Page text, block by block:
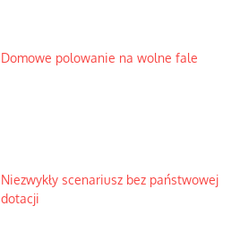
Domowe polowanie na wolne fale
Niezwykły scenariusz bez państwowej
dotacji